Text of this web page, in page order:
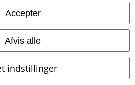
Accepter
Afvis alle
indstillinger
HGmbH